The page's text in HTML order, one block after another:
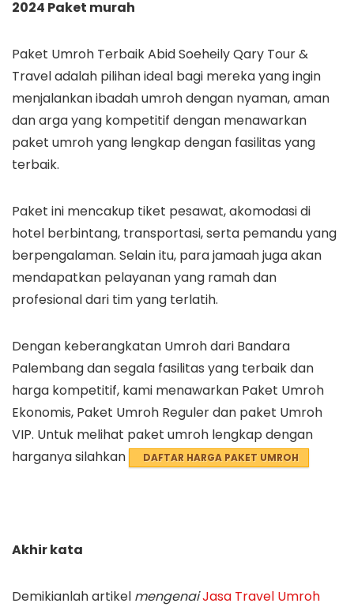
2024 Paket murah
Paket Umroh Terbaik Abid Soeheily Qary Tour &
Travel adalah pilihan ideal bagi mereka yang ingin
menjalankan ibadah umroh dengan nyaman, aman
dan arga yang kompetitif dengan menawarkan
paket umroh yang lengkap dengan fasilitas yang
terbaik.
Paket ini mencakup tiket pesawat, akomodasi di
hotel berbintang, transportasi, serta pemandu yang
berpengalaman. Selain itu, para jamaah juga akan
mendapatkan pelayanan yang ramah dan
profesional dari tim yang terlatih.
Dengan keberangkatan Umroh dari Bandara
Palembang dan segala fasilitas yang terbaik dan
harga kompetitif, kami menawarkan Paket Umroh
Ekonomis, Paket Umroh Reguler dan paket Umroh
VIP. Untuk melihat paket umroh lengkap dengan
harganya silahkan
DAFTAR HARGA PAKET UMROH
Akhir kata
Demikianlah artikel mengenaiJasa Travel Umroh